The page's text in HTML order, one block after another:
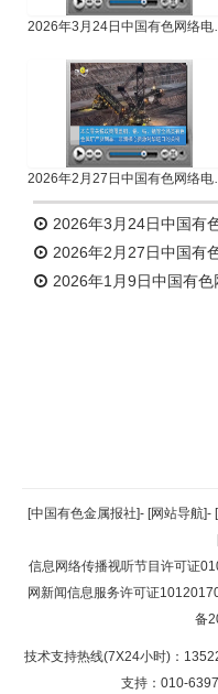
2026年
2026年
2026年3月24日中国有
2026年2月27日中国有
2026年1月9日中国有色
[中国有色金属报社]- [网站导航]-
信息网络传播视听节目许可证
网新闻信息服务许可证
备
技术支持热线(7X24小时)：
支持：010-